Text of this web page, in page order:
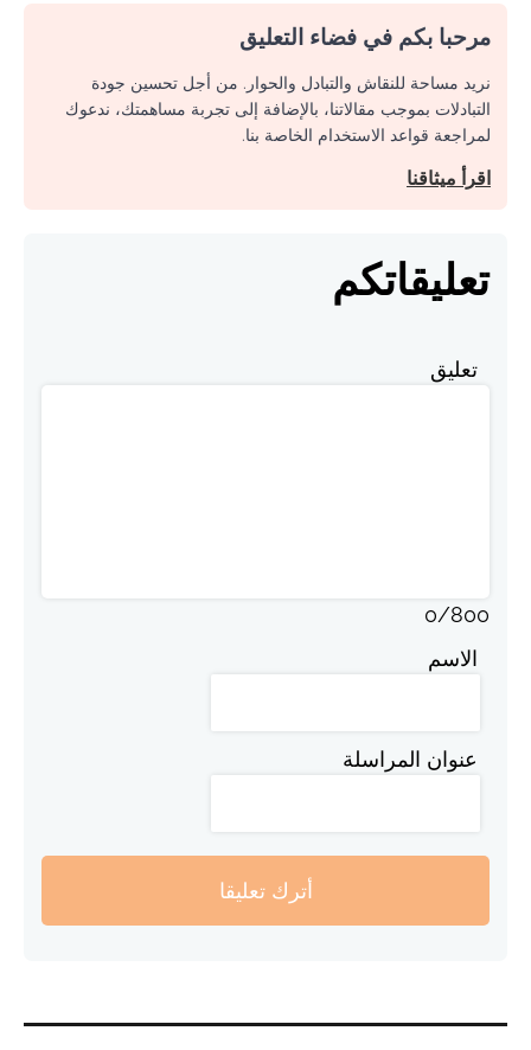
مرحبا بكم في فضاء التعليق
نريد مساحة للنقاش والتبادل والحوار. من أجل تحسين جودة
التبادلات بموجب مقالاتنا، بالإضافة إلى تجربة مساهمتك، ندعوك
لمراجعة قواعد الاستخدام الخاصة بنا.
اقرأ ميثاقنا
تعليقاتكم
تعليق
0/800
الاسم
عنوان المراسلة
أترك تعليقا